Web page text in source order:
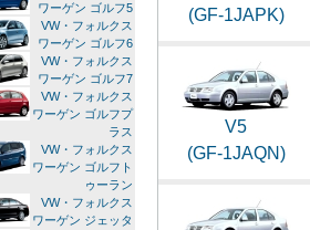
(GF-1JAPK)
V5
(GF-1JAQN)
ワーゲン ゴルフ5
VW・フォルクス
ワーゲン ゴルフ6
VW・フォルクス
ワーゲン ゴルフ7
VW・フォルクス
ワーゲン ゴルフプ
ラス
VW・フォルクス
ワーゲン ゴルフト
ゥーラン
VW・フォルクス
ワーゲン ジェッタ